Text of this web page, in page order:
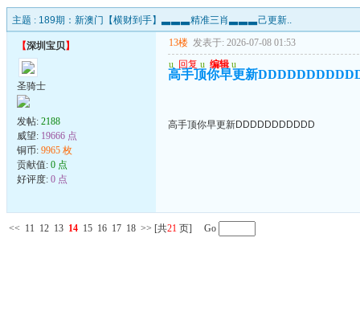
主题 : 189期：新澳门【横财到手】▃▃▃精准三肖▃▃▃己更新..
【深圳宝贝】
圣骑士
发帖: 2188
威望: 19666 点
铜币: 9965 枚
贡献值: 0 点
好评度: 0 点
13楼 发表于: 2026-07-08 01:53
u 回复 u 编辑 u
高手顶你早更新
高手顶你早更新DDDDDDDDDDD
<< 11 12 13 14 15 16 17 18 >> [共21 页] Go